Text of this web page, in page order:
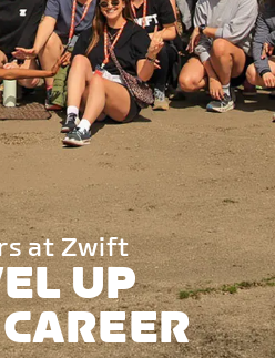
at Zwift
UP